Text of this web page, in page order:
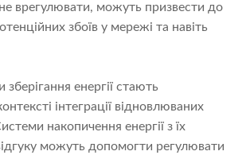
врегулювати, можуть призвести до
збоїв у мережі та навіть
енергії стають
інтеграції відновлюваних
накопичення енергії з їх
можуть допомогти регулювати